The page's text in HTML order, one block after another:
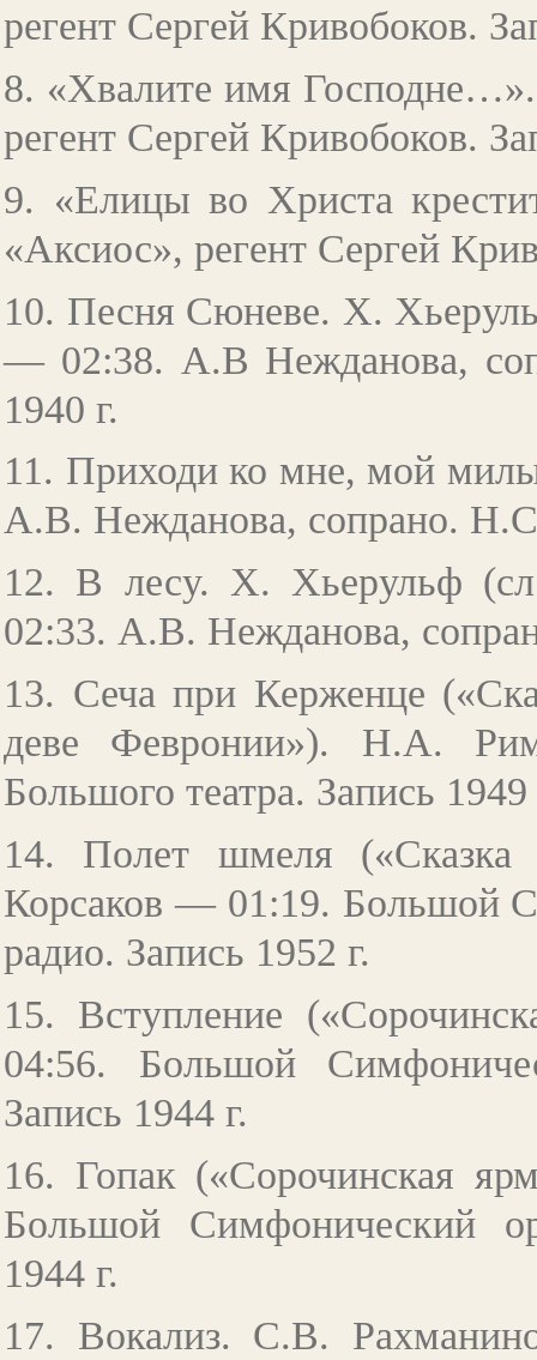
регент Сергей Кривобоков.
8. «Хвалите имя
регент Сергей Кривобоков.
9. «Елицы во Христа
«Аксиос», регент Сергей
10. Песня Сюневе. Х.
— 02:38. А.В Нежданова,
1940 г.
11. Приходи ко мне, мой
А.В. Нежданова, сопрано.
12. В лесу. Х. Хьерульф
02:33. А.В. Нежданова,
13. Сеча при Керженце
деве Февронии»). Н.А.
Большого театра. Запись 1949
14. Полет шмеля
Корсаков — 01:19. Большой
радио. Запись 1952 г.
15. Вступление
04:56. Большой
Запись 1944 г.
16. Гопак («Сорочинская
Большой Симфонический
1944 г.
17. Вокализ. С.В.